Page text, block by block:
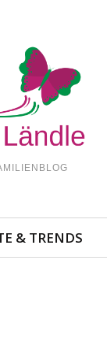
& TRENDS